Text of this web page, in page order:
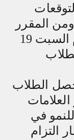
المقرر
أن تُختتم المرحلة النهائية يوم السبت 19
الطلاب
الطلاب
في
التزام